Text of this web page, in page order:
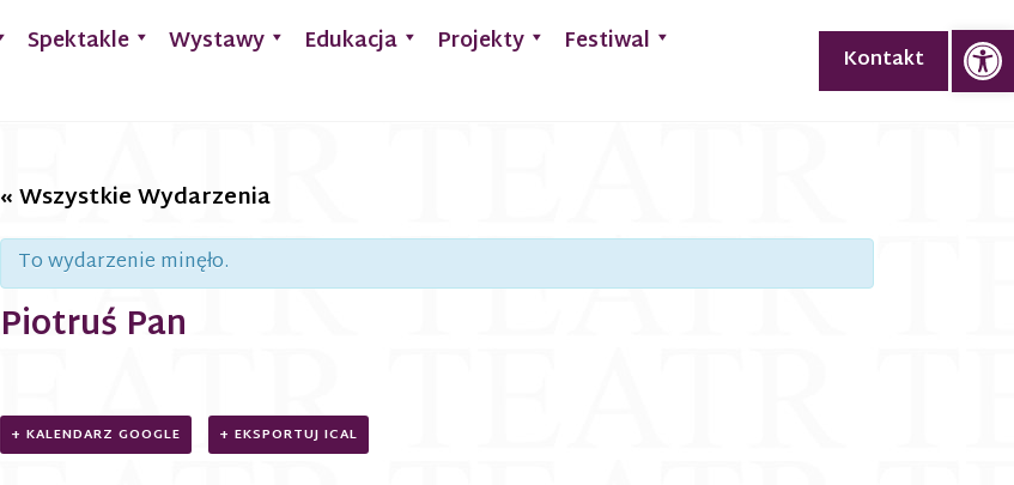
Spektakle Wystawy Edukacja Projekty
Festiwal
Kontakt
« Wszystkie Wydarzenia
To wydarzenie minęło.
Piotruś Pan
+ KALENDARZ GOOGLE + EKSPORTUJ ICAL